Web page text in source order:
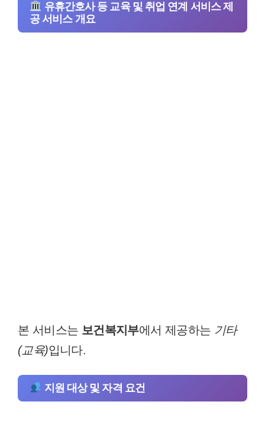
유휴간호사 등 교육 및 취업 연계 서비스 제
공 서비스 개요
본 서비스는 보건복지부에서 제공하는 기타
(교육)입니다.
지원 대상 및 자격 요건